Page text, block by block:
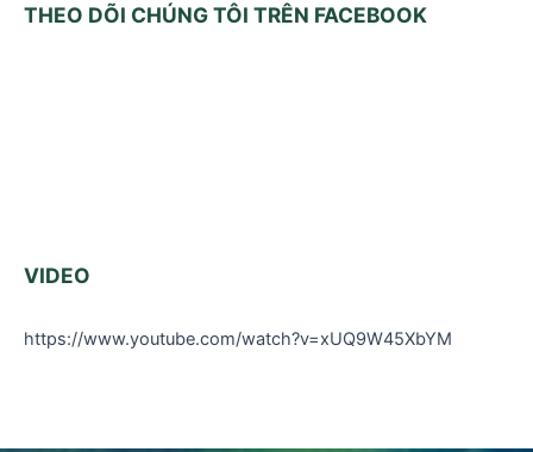
THEO DÕI CHÚNG TÔI TRÊN FACEBOOK
VIDEO
https://www.youtube.com/watch?v=xUQ9W45XbYM